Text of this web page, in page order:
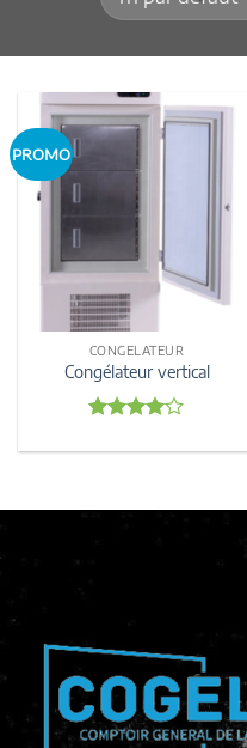
PROMO
CONGELATEUR
Congélateur vertical
sur 5